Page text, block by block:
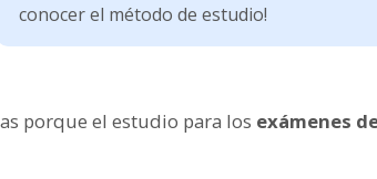
conocer el método de estudio!
porque el estudio para los exámenes